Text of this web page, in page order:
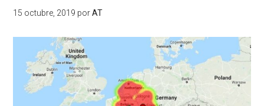
15 octubre, 2019 porAT